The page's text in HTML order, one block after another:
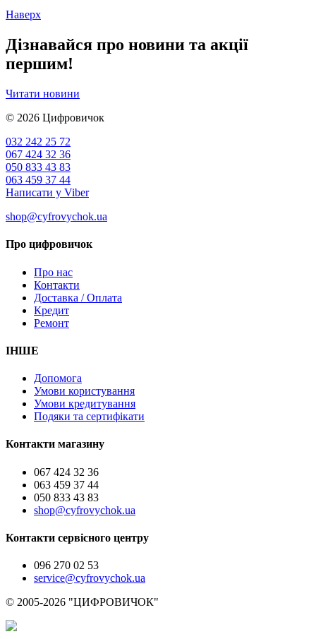
Наверх
Дізнавайся про новини та акції
першим!
Читати новини
© 2026 Цифровичок
032 242 25 72
067 424 32 36
050 833 43 83
063 459 37 44
Написати у Viber
shop@cyfrovychok.ua
Про цифровичок
Про нас
Контакти
Доставка / Оплата
Кредит
Ремонт
ІНШЕ
Допомога
Умови користування
Умови кредитування
Подяки та сертифікати
Контакти магазину
067 424 32 36
063 459 37 44
050 833 43 83
shop@cyfrovychok.ua
Контакти сервісного центру
096 270 02 53
service@cyfrovychok.ua
© 2005-2026 "ЦИФРОВИЧОК"